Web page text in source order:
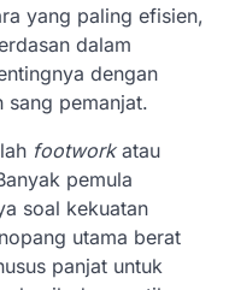
yang paling efisien,
dalam
dengan
pemanjat.
footworkatau
pemula
soal kekuatan
utama berat
panjat untuk